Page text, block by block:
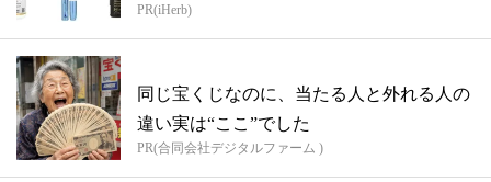
PR(iHerb)
同じ宝くじなのに、当たる人と外れる人の
違い実は“ここ”でした
PR(合同会社デジタルファーム )